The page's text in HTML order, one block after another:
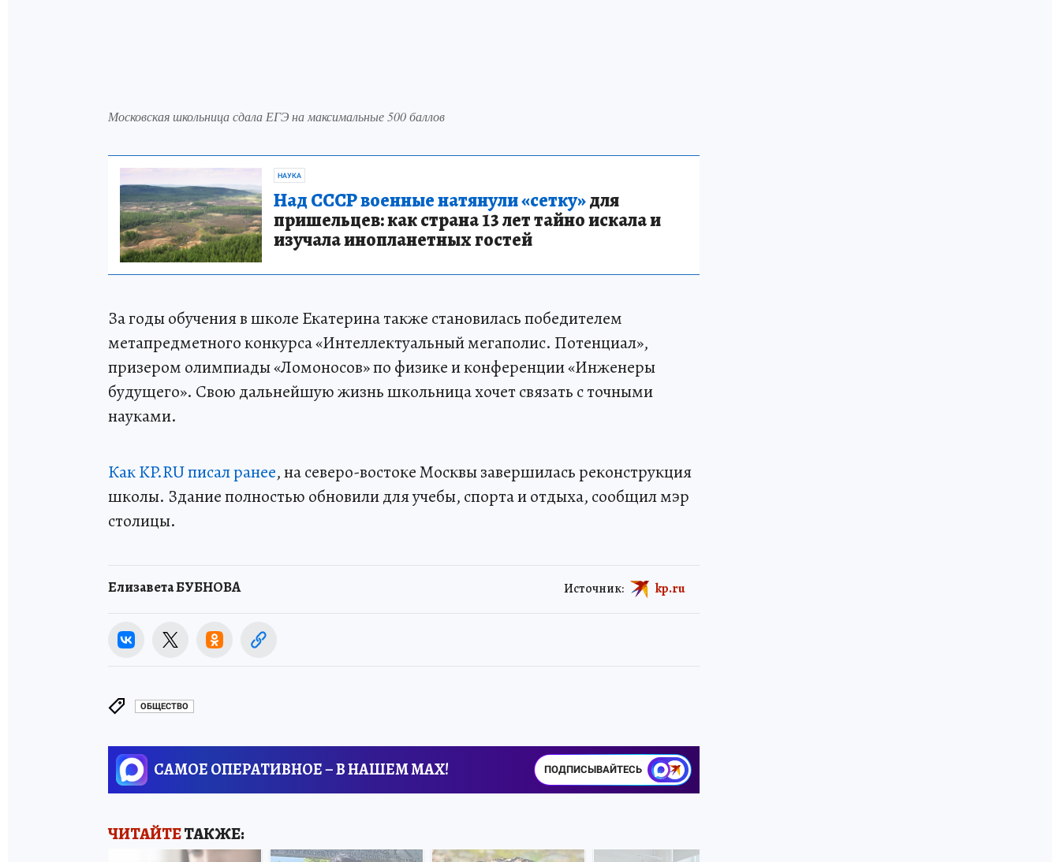
Московская школьница сдала ЕГЭ на максимальные 500 баллов
НАУКА
Над СССР военные натянули «сетку»для
пришельцев: как страна 13 лет тайно искала и
изучала инопланетных гостей
За годы обучения в школе Екатерина также становилась победителем
метапредметного конкурса «Интеллектуальный мегаполис. Потенциал»,
призером олимпиады «Ломоносов» по физике и конференции «Инженеры
будущего». Свою дальнейшую жизнь школьница хочет связать с точными
науками.
Как KP.RU писал ранее, на северо-востоке Москвы завершилась реконструкция
школы. Здание полностью обновили для учебы, спорта и отдыха, сообщил мэр
столицы.
Елизавета БУБНОВА Источник: kp.ru
ОБЩЕСТВО
САМОЕ ОПЕРАТИВНОЕ – В НАШЕМ MAX! ПОДПИСЫВАЙТЕСЬ
ЧИТАЙТЕТАКЖЕ: